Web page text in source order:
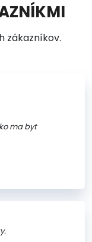
zákazníkov.
ma byt